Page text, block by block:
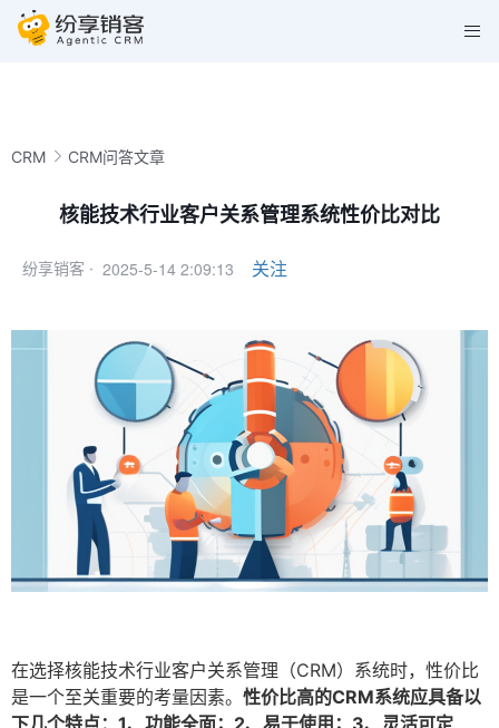
CRM CRM问答文章
核能技术行业客户关系管理系统性价比对比
纷享销客 · 2025-5-14 2:09:13 关注
在选择核能技术行业客户关系管理（CRM）系统时，性价比
是一个至关重要的考量因素。 性价比高的CRM系统应具备以